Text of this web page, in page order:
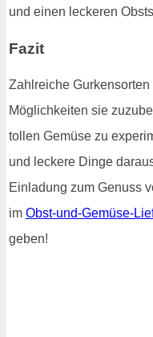
und einen leckeren
Fazit
Zahlreiche
Möglichkeiten sie
tollen Gemüse zu
und leckere Dinge
Einladung zum Genuss
im Obst-und-Gemüse-
geben!